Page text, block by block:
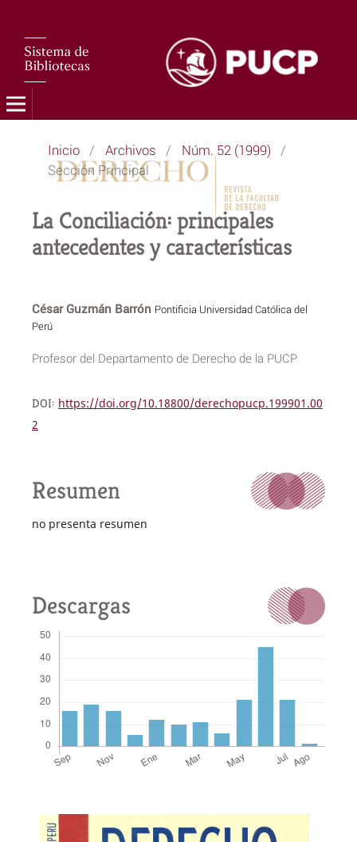
Inicio / Archivos / Núm. 52 (1999) /
Sección Principal
La Conciliación: principales
antecedentes y características
César Guzmán Barrón Pontificia Universidad Católica del
Perú
Profesor del Departamento de Derecho de la PUCP
DOI: https://doi.org/10.18800/derechopucp.199901.00
2
Resumen
no presenta resumen
Descargas